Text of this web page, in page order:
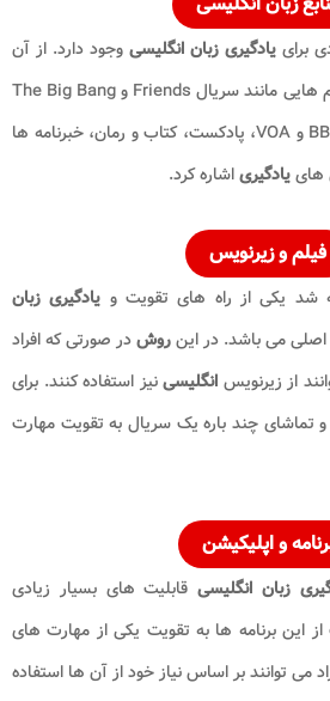
برای یادگیری زبان انگلیسی وجود دارد. از آن
جمله می توان به موزیک، فیلم هایی مانند سریال Friends و The Big Bang
Theory، رادیو هایی مانند BBC و VOA، پادکست، کتاب و رمان، خبرنامه ها
هاییادگیریاشاره کرد.
فیلم و زیرنویس
شد یکی از راه های تقویت و یادگیری زبان
اصلی می باشد. در اینروشدر صورتی که افراد
از زیرنویس انگلیسینیز استفاده کنند. برای
تماشای چند باره یک سریال به تقویت مهارت
و اپلیکیشن
زبان انگلیسی قابلیت های بسیار زیادی
این برنامه ها به تقویت یکی از مهارت های
می توانند بر اساس نیاز خود از آن ها استفاده